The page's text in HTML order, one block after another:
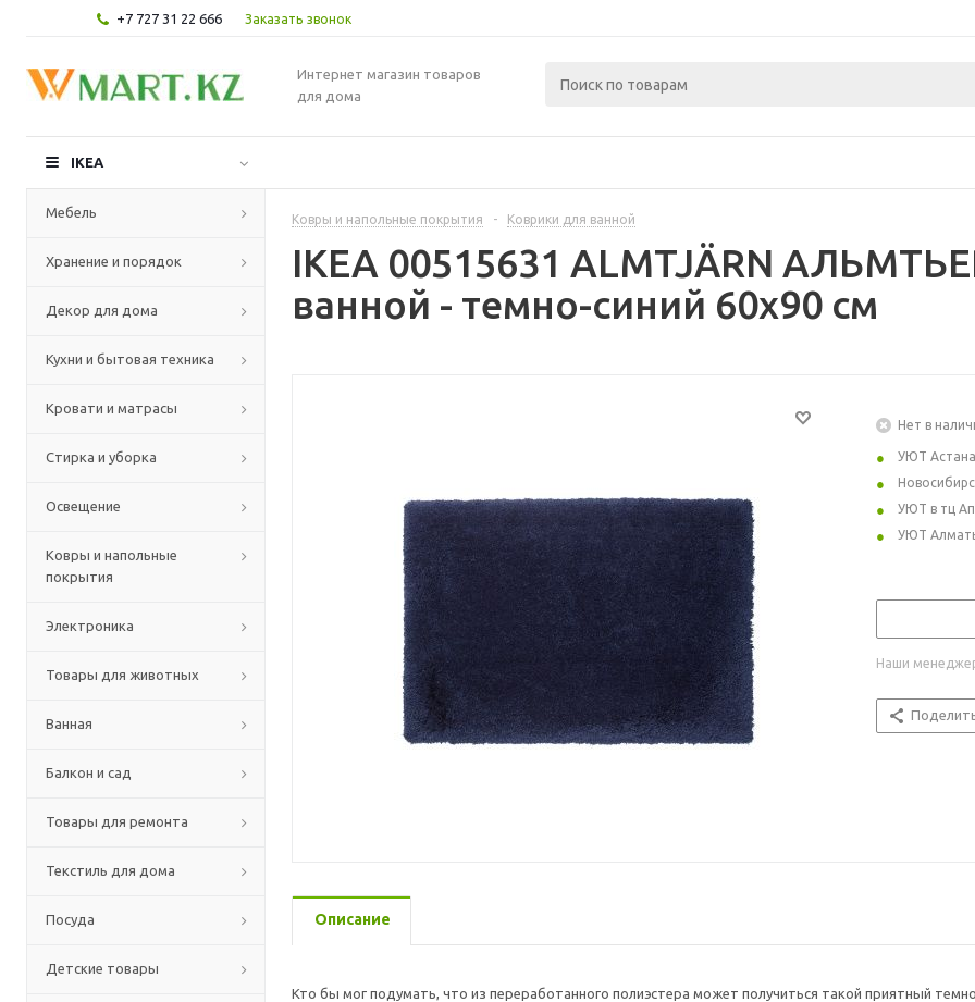
+7 727 31 22 666 Заказать звонок
Интернет магазин товаров
для дома
IKEA
Мебель
Хранение и порядок
Декор для дома
Кухни и бытовая техника
Кровати и матрасы
Стирка и уборка
Освещение
Ковры и напольные
покрытия
Электроника
Товары для животных
Ванная
Балкон и сад
Товары для ремонта
Текстиль для дома
Посуда
Детские товары
Ковры и напольные покрытия - Коврики для ванной
IKEA 00515631 ALMTJÄRN
ванной - темно-синий 60x90 см
Нет в
УЮТ Астана
УЮТ в тц
УЮТ
Наши
Описание
Кто бы мог подумать, что из переработанного полиэстера может получиться такой приятный